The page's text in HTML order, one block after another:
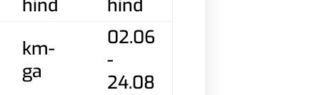
hind
hind
km-
ga
02.06
-
24.08